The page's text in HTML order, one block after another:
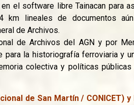
el software libre Tainacan para
km lineales de documentos
de Archivos.
de Archivos del AGN y por
para la historiografía ferroviaria y
colectiva y políticas
de San Martín / CONICET)